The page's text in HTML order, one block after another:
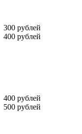
300 рублей
400 рублей
400 рублей
500 рублей